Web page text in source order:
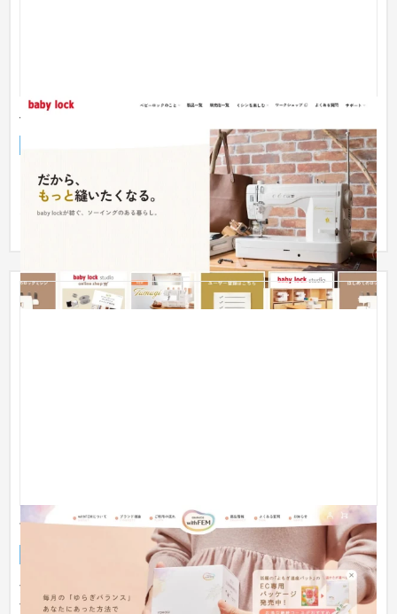
ベビーロック ブランドサイト
ミシンブランドのベビーロック様より、ブランドサイトのリニ
ューアル制作をご依頼いただきました。 長年にわたり培ってき
た確か...
with FEM
生活用品・文房具 301〜500万円
女性の温活をサポートするフェムテックブランド「with fem」
女性に寄り添った温かみの感じるブランドECサイト。